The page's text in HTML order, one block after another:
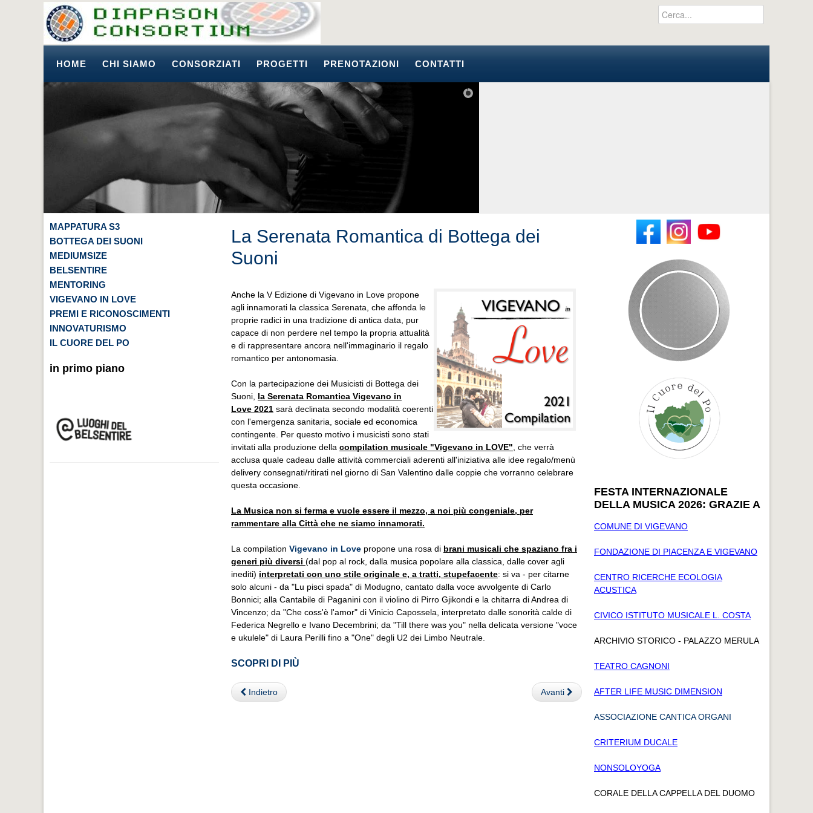
HOME CHI SIAMO CONSORZIATI PROGETTI PRENOTAZIONI CONTATTI
MAPPATURA S3
BOTTEGA DEI SUONI
MEDIUMSIZE
BELSENTIRE
MENTORING
VIGEVANO IN LOVE
PREMI E RICONOSCIMENTI
INNOVATURISMO
IL CUORE DEL PO
in primo piano
La Serenata Romantica di Bottega dei
Suoni
Anche la V Edizione di Vigevano in Love propone
agli innamorati la classica Serenata, che affonda le
proprie radici in una tradizione di antica data, pur
capace di non perdere nel tempo la propria attualità
e di rappresentare ancora nell'immaginario il regalo
romantico per antonomasia.
Con la partecipazione dei Musicisti di Bottega dei
Suoni, la Serenata Romantica Vigevano in
Love 2021 sarà declinata secondo modalità coerenti
con l'emergenza sanitaria, sociale ed economica
contingente. Per questo motivo i musicisti sono stati
invitati alla produzione della compilation musicale "Vigevano in LOVE" , che verrà
acclusa quale cadeau dalle attività commerciali aderenti all'iniziativa alle idee regalo/menù
delivery consegnati/ritirati nel giorno di San Valentino dalle coppie che vorranno celebrare
questa occasione.
La Musica non si ferma e vuole essere il mezzo, a noi più congeniale, per
rammentare alla Città che ne siamo innamorati.
La compilation Vigevano in Love propone una rosa di brani musicali che spaziano fra i
generi più diversi (dal pop al rock, dalla musica popolare alla classica, dalle cover agli
inediti) interpretati con uno stile originale e, a tratti, stupefacente: si va - per citarne
solo alcuni - da "Lu pisci spada" di Modugno, cantato dalla voce avvolgente di Carlo
Bonnici; alla Cantabile di Paganini con il violino di Pirro Gjikondi e la chitarra di Andrea di
Vincenzo; da "Che coss'è l'amor" di Vinicio Capossela, interpretato dalle sonorità calde di
Federica Negrello e Ivano Decembrini; da "Till there was you" nella delicata versione "voce
e ukulele" di Laura Perilli fino a "One" degli U2 dei Limbo Neutrale.
SCOPRI DI PIÙ
Indietro Avanti
FESTA INTERNAZIONALE
DELLA MUSICA 2026: GRAZIE A
COMUNE DI VIGEVANO
FONDAZIONE DI PIACENZA E VIGEVANO
CENTRO RICERCHE ECOLOGIA
ACUSTICA
CIVICO ISTITUTO MUSICALE L. COSTA
ARCHIVIO STORICO - PALAZZO MERULA
TEATRO CAGNONI
AFTER LIFE MUSIC DIMENSION
ASSOCIAZIONE CANTICA ORGANI
CRITERIUM DUCALE
NONSOLOYOGA
CORALE DELLA CAPPELLA DEL DUOMO